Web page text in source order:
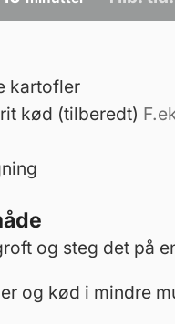
kartofler
kød (tilberedt)
og steg det på
og kød i mindre